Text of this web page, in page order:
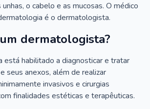
o cabelo e as mucosas. O médico
é o dermatologista.
dermatologista?
está habilitado a diagnosticar e tratar
seus anexos, além de realizar
invasivos e cirurgias
finalidades estéticas e terapêuticas.